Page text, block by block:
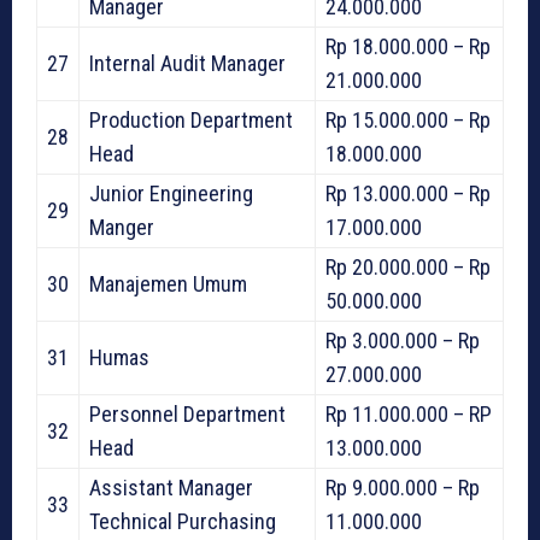
Manager 24.000.000
27 Internal Audit Manager
Rp 18.000.000 – Rp
21.000.000
28
Production Department
Head
Rp 15.000.000 – Rp
18.000.000
29
Junior Engineering
Manger
Rp 13.000.000 – Rp
17.000.000
30 Manajemen Umum
Rp 20.000.000 – Rp
50.000.000
31 Humas
Rp 3.000.000 – Rp
27.000.000
32
Personnel Department
Head
Rp 11.000.000 – RP
13.000.000
33
Assistant Manager
Technical Purchasing
Rp 9.000.000 – Rp
11.000.000